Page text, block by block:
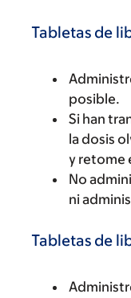
Tabletas de
posible.
Si han
la dosis
y retome
No
ni
Tabletas de